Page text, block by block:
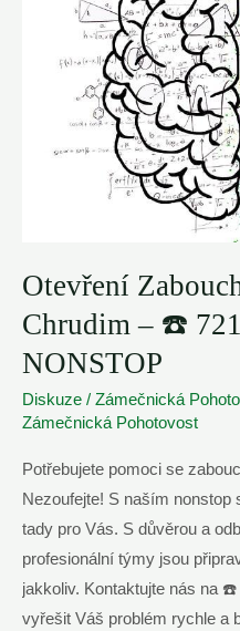
Otevření
Chrudim – ☎️
NONSTOP
Diskuze / Zámečnická
Zámečnická Pohotovost
Potřebujete pomoci se
Nezoufejte! S naším
tady pro Vás. S důvěrou a
profesionální týmy jsou
jakkoliv. Kontaktujte nás na
vyřešit Váš problém rychle a